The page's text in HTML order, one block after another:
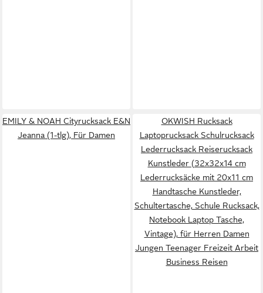
EMILY & NOAH Cityrucksack E&N
Jeanna (1-tlg), Für Damen
OKWISH Rucksack
Laptoprucksack Schulrucksack
Lederrucksack Reiserucksack
Kunstleder (32x32x14 cm
Lederrucksäcke mit 20x11 cm
Handtasche Kunstleder,
Schultertasche, Schule Rucksack,
Notebook Laptop Tasche,
Vintage), für Herren Damen
Jungen Teenager Freizeit Arbeit
Business Reisen